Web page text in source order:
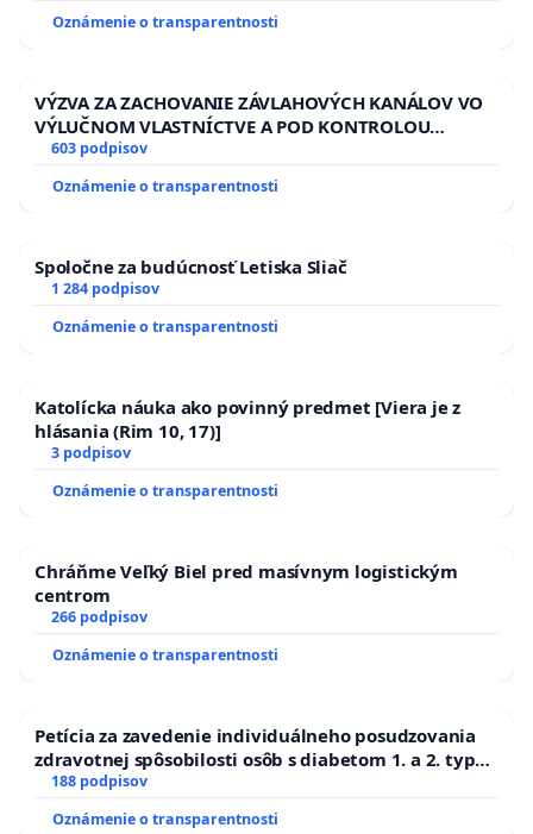
ĎUMBIERSKEJ/MAGU
Oznámenie o transparentnosti
VÝZVA ZA ZACHOVANIE ZÁVLAHOVÝCH KANÁLOV VO
VÝLUČNOM VLASTNÍCTVE A POD KONTROLOU
SLOVENSKEJ REPUBLIKY & žiadosť na riešenie
kanálov na Slovensku
603 podpisov
Oznámenie o transparentnosti
Spoločne za budúcnosť Letiska Sliač
1 284 podpisov
Oznámenie o transparentnosti
Katolícka náuka ako povinný predmet [Viera je z
hlásania (Rim 10, 17)]
3 podpisov
Oznámenie o transparentnosti
Chráňme Veľký Biel pred masívnym logistickým
centrom
266 podpisov
Oznámenie o transparentnosti
Petícia za zavedenie individuálneho posudzovania
zdravotnej spôsobilosti osôb s diabetom 1. a 2. typu
pri prijímaní do Policajného zboru SR
188 podpisov
Oznámenie o transparentnosti